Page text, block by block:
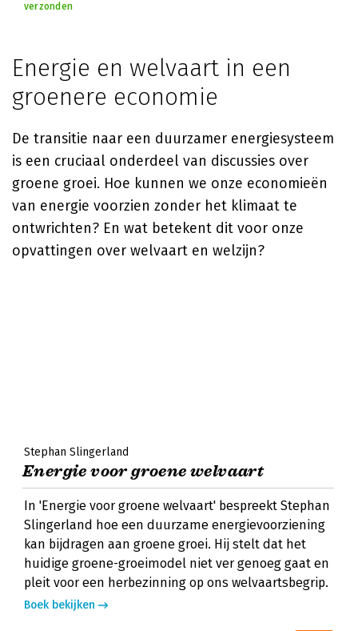
verzonden
Energie en welvaart in een
groenere economie
De transitie naar een duurzamer energiesysteem
is een cruciaal onderdeel van discussies over
groene groei. Hoe kunnen we onze economieën
van energie voorzien zonder het klimaat te
ontwrichten? En wat betekent dit voor onze
opvattingen over welvaart en welzijn?
Stephan Slingerland
Energie voor groene welvaart
In 'Energie voor groene welvaart' bespreekt Stephan
Slingerland hoe een duurzame energievoorziening
kan bijdragen aan groene groei. Hij stelt dat het
huidige groene-groeimodel niet ver genoeg gaat en
pleit voor een herbezinning op ons welvaartsbegrip.
Boek bekijken